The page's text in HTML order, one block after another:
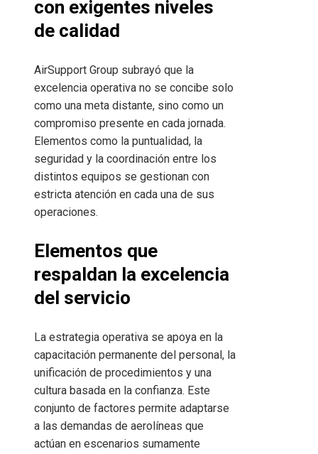
con exigentes niveles
de calidad
AirSupport Group subrayó que la
excelencia operativa no se concibe solo
como una meta distante, sino como un
compromiso presente en cada jornada.
Elementos como la puntualidad, la
seguridad y la coordinación entre los
distintos equipos se gestionan con
estricta atención en cada una de sus
operaciones.
Elementos que
respaldan la excelencia
del servicio
La estrategia operativa se apoya en la
capacitación permanente del personal, la
unificación de procedimientos y una
cultura basada en la confianza. Este
conjunto de factores permite adaptarse
a las demandas de aerolíneas que
actúan en escenarios sumamente